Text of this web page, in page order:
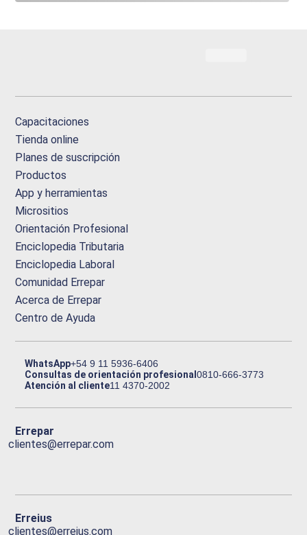
Capacitaciones
Tienda online
Planes de suscripción
Productos
App y herramientas
Micrositios
Orientación Profesional
Enciclopedia Tributaria
Enciclopedia Laboral
Comunidad Errepar
Acerca de Errepar
Centro de Ayuda
WhatsApp+54 9 11 5936-6406
Consultas de orientación profesional0810-666-3773
Atención al cliente11 4370-2002
Errepar
clientes@errepar.com
Erreius
clientes@erreius.com